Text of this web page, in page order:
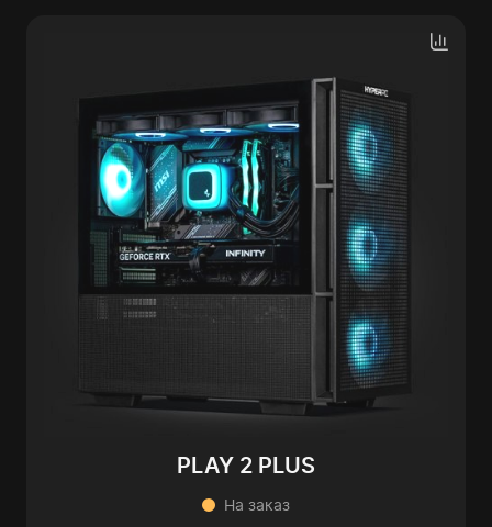
PLAY 2 PLUS
На заказ